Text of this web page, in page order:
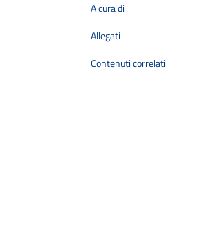
A cura di
Allegati
Contenuti correlati